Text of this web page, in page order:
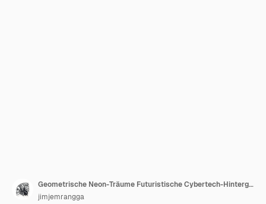
Geometrische Neon-Träume Futuristische Cybertech-Hintergrund für Design Inspiration mit grünem Hintergrund
jimjemrangga